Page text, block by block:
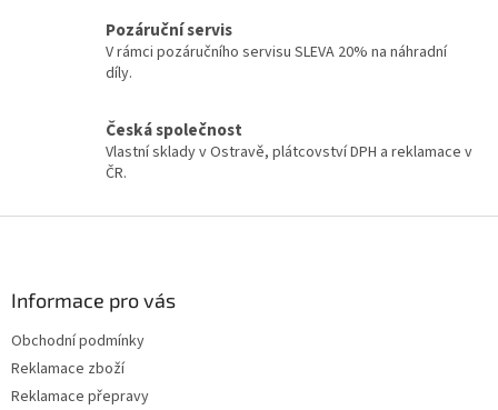
Pozáruční servis
V rámci pozáručního servisu SLEVA 20% na náhradní
díly.
Česká společnost
Vlastní sklady v Ostravě, plátcovství DPH a reklamace v
ČR.
Informace pro vás
Obchodní podmínky
Reklamace zboží
Reklamace přepravy